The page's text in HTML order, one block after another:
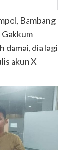
Bambang
damai, dia lagi
akun X